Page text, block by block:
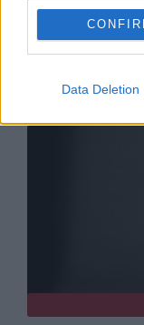
Data Deletion
mai